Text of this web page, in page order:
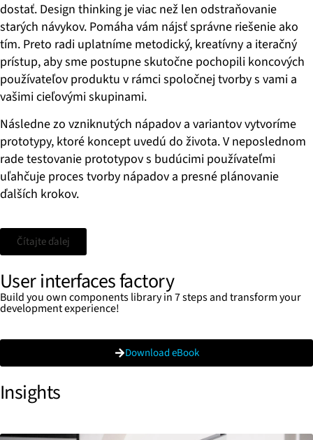
dostať. Design thinking je viac než len odstraňovanie
starých návykov. Pomáha vám nájsť správne riešenie ako
tím. Preto radi uplatníme metodický, kreatívny a iteračný
prístup, aby sme postupne skutočne pochopili koncových
používateľov produktu v rámci spoločnej tvorby s vami a
vašimi cieľovými skupinami.
Následne zo vzniknutých nápadov a variantov vytvoríme
prototypy, ktoré koncept uvedú do života. V neposlednom
rade testovanie prototypov s budúcimi používateľmi
uľahčuje proces tvorby nápadov a presné plánovanie
ďalších krokov.
Čítajte ďalej
User interfaces factory
Build you own components library in 7 steps and transform your
development experience!
Download eBook
Insights